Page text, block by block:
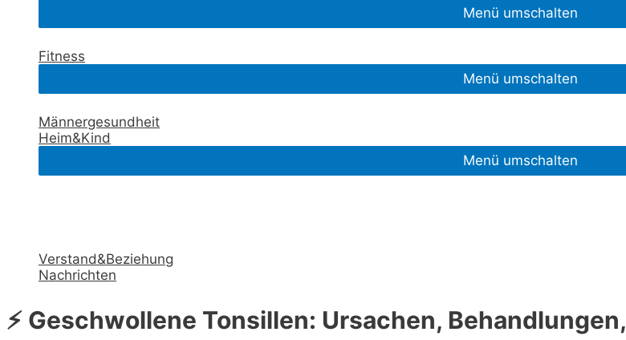
Menü umschalten
Fitness
Menü umschalten
Männergesundheit
Heim&Kind
Menü umschalten
Verstand&Beziehung
Nachrichten
⚡ Geschwollene Tonsillen: Ursachen, Behandlungen,